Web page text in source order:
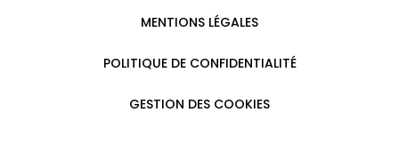
MENTIONS LÉGALES
POLITIQUE DE CONFIDENTIALITÉ
GESTION DES COOKIES